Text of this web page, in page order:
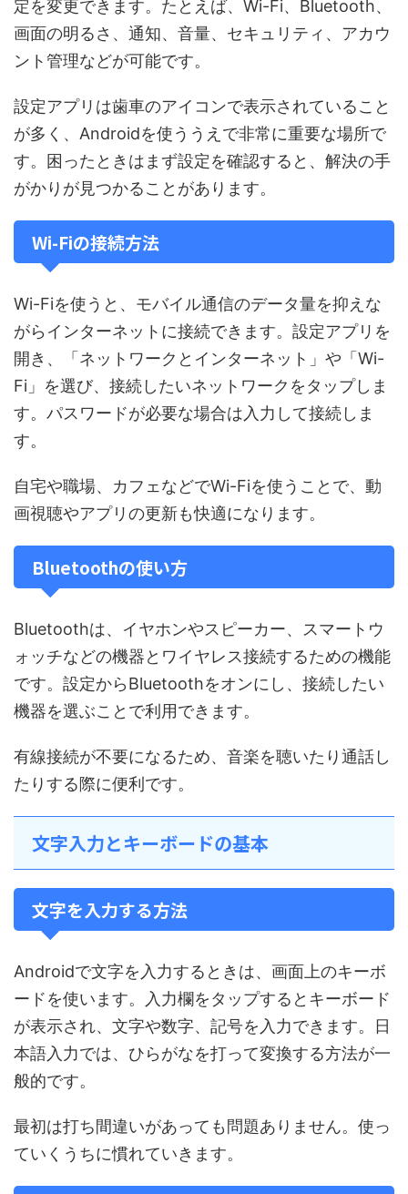
定を変更できます。たとえば、Wi-Fi、Bluetooth、
画面の明るさ、通知、音量、セキュリティ、アカウ
ント管理などが可能です。
設定アプリは歯車のアイコンで表示されていること
が多く、Androidを使ううえで非常に重要な場所で
す。困ったときはまず設定を確認すると、解決の手
がかりが見つかることがあります。
Wi-Fiの接続方法
Wi-Fiを使うと、モバイル通信のデータ量を抑えな
がらインターネットに接続できます。設定アプリを
開き、「ネットワークとインターネット」や「Wi-
Fi」を選び、接続したいネットワークをタップしま
す。パスワードが必要な場合は入力して接続しま
す。
自宅や職場、カフェなどでWi-Fiを使うことで、動
画視聴やアプリの更新も快適になります。
Bluetoothの使い方
Bluetoothは、イヤホンやスピーカー、スマートウ
ォッチなどの機器とワイヤレス接続するための機能
です。設定からBluetoothをオンにし、接続したい
機器を選ぶことで利用できます。
有線接続が不要になるため、音楽を聴いたり通話し
たりする際に便利です。
文字入力とキーボードの基本
文字を入力する方法
Androidで文字を入力するときは、画面上のキーボ
ードを使います。入力欄をタップするとキーボード
が表示され、文字や数字、記号を入力できます。日
本語入力では、ひらがなを打って変換する方法が一
般的です。
最初は打ち間違いがあっても問題ありません。使っ
ていくうちに慣れていきます。